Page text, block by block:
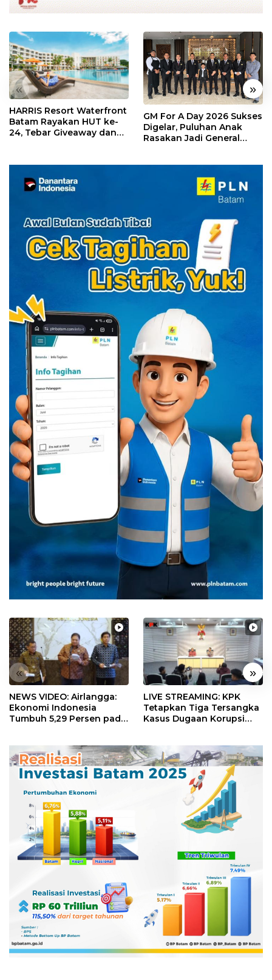
« »
HARRIS Resort Waterfront
Batam Rayakan HUT ke-
24, Tebar Giveaway dan
GM For A Day 2026 Sukses
Digelar, Puluhan Anak
Rasakan Jadi General
« »
NEWS VIDEO: Airlangga:
Ekonomi Indonesia
Tumbuh 5,29 Persen pada
LIVE STREAMING: KPK
Tetapkan Tiga Tersangka
Kasus Dugaan Korupsi